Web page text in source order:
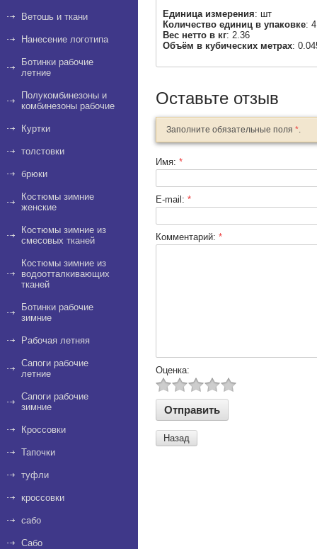
Ветошь и ткани
Нанесение логотипа
Ботинки рабочие
летние
Полукомбинезоны и
комбинезоны рабочие
Куртки
толстовки
брюки
Костюмы зимние
женские
Костюмы зимние из
смесовых тканей
Костюмы зимние из
водоотталкивающих
тканей
Ботинки рабочие
зимние
Рабочая летняя
Сапоги рабочие
летние
Сапоги рабочие
зимние
Кроссовки
Тапочки
туфли
кроссовки
сабо
Сабо
Единица измерения: шт
Количество единиц в упаковке: 4
Вес нетто в кг: 2.36
Объём в кубических метрах:
Оставьте отзыв
Заполните обязательные поля *.
Имя: *
E-mail: *
Комментарий: *
Оценка:
Назад